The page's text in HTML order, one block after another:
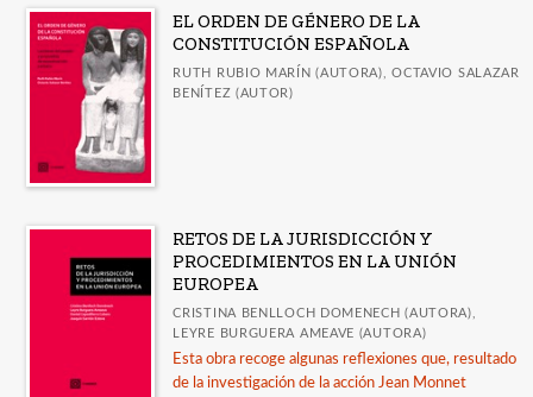
Comares * Arqueología
Comares * Arte
Ver todas... (11)
MATERIAS
Antropología
Arqueología
Ciencias Sociales
Cultura
EL ORDEN DE GÉNERO DE LA
CONSTITUCIÓN ESPAÑOLA
RUTH RUBIO MARÍN (AUTORA), OCTAVIO SALAZAR
BENÍTEZ (AUTOR)
RETOS DE LA JURISDICCIÓN Y
PROCEDIMIENTOS EN LA UNIÓN
EUROPEA
CRISTINA BENLLOCH DOMENECH (AUTORA),
LEYRE BURGUERA AMEAVE (AUTORA)
Esta obra recoge algunas reflexiones que, resultado
de la investigación de la acción Jean Monnet